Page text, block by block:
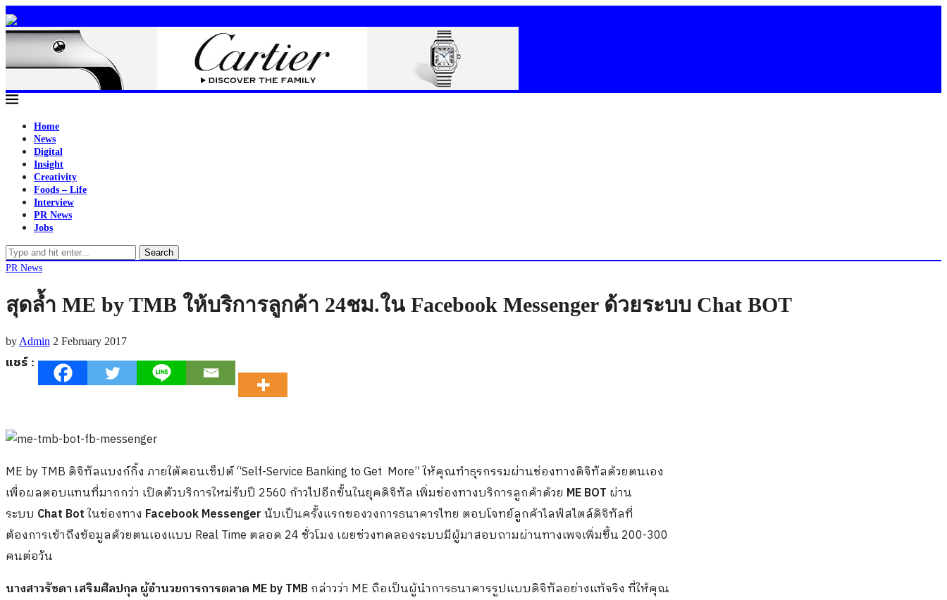
Home
News
Digital
Insight
Creativity
Foods – Life
Interview
PR News
Jobs
Search
PR News
สุดล้ำ ME by TMB ให้บริการลูกค้า 24ชม.ใน Facebook Messenger ด้วยระบบ Chat BOT
by Admin 2 February 2017
แชร์ :
ME by TMB ดิจิทัลแบงก์กิ้ง ภายใต้คอนเซ็ปต์ “Self-Service Banking to Get More” ให้คุณทำธุรกรรมผ่านช่องทางดิจิทัลด้วยตนเอง
เพื่อผลตอบแทนที่มากกว่า เปิดตัวบริการใหม่รับปี 2560 ก้าวไปอีกขั้นในยุคดิจิทัล เพิ่มช่องทางบริการลูกค้าด้วย ME BOT ผ่าน
ระบบ Chat Botในช่องทาง Facebook Messengerนับเป็นครั้งแรกของวงการธนาคารไทย ตอบโจทย์ลูกค้าไลฟ์สไตล์ดิจิทัลที่
ต้องการเข้าถึงข้อมูลด้วยตนเองแบบ Real Time ตลอด 24 ชั่วโมง เผยช่วงทดลองระบบมีผู้มาสอบถามผ่านทางเพจเพิ่มขึ้น 200-300
คนต่อวัน
นางสาวรัชดา เสริมศิลปกุล ผู้อำนวยการการตลาด ME by TMB กล่าวว่า ME ถือเป็นผู้นำการธนาคารรูปแบบดิจิทัลอย่างแท้จริง ที่ให้คุณ